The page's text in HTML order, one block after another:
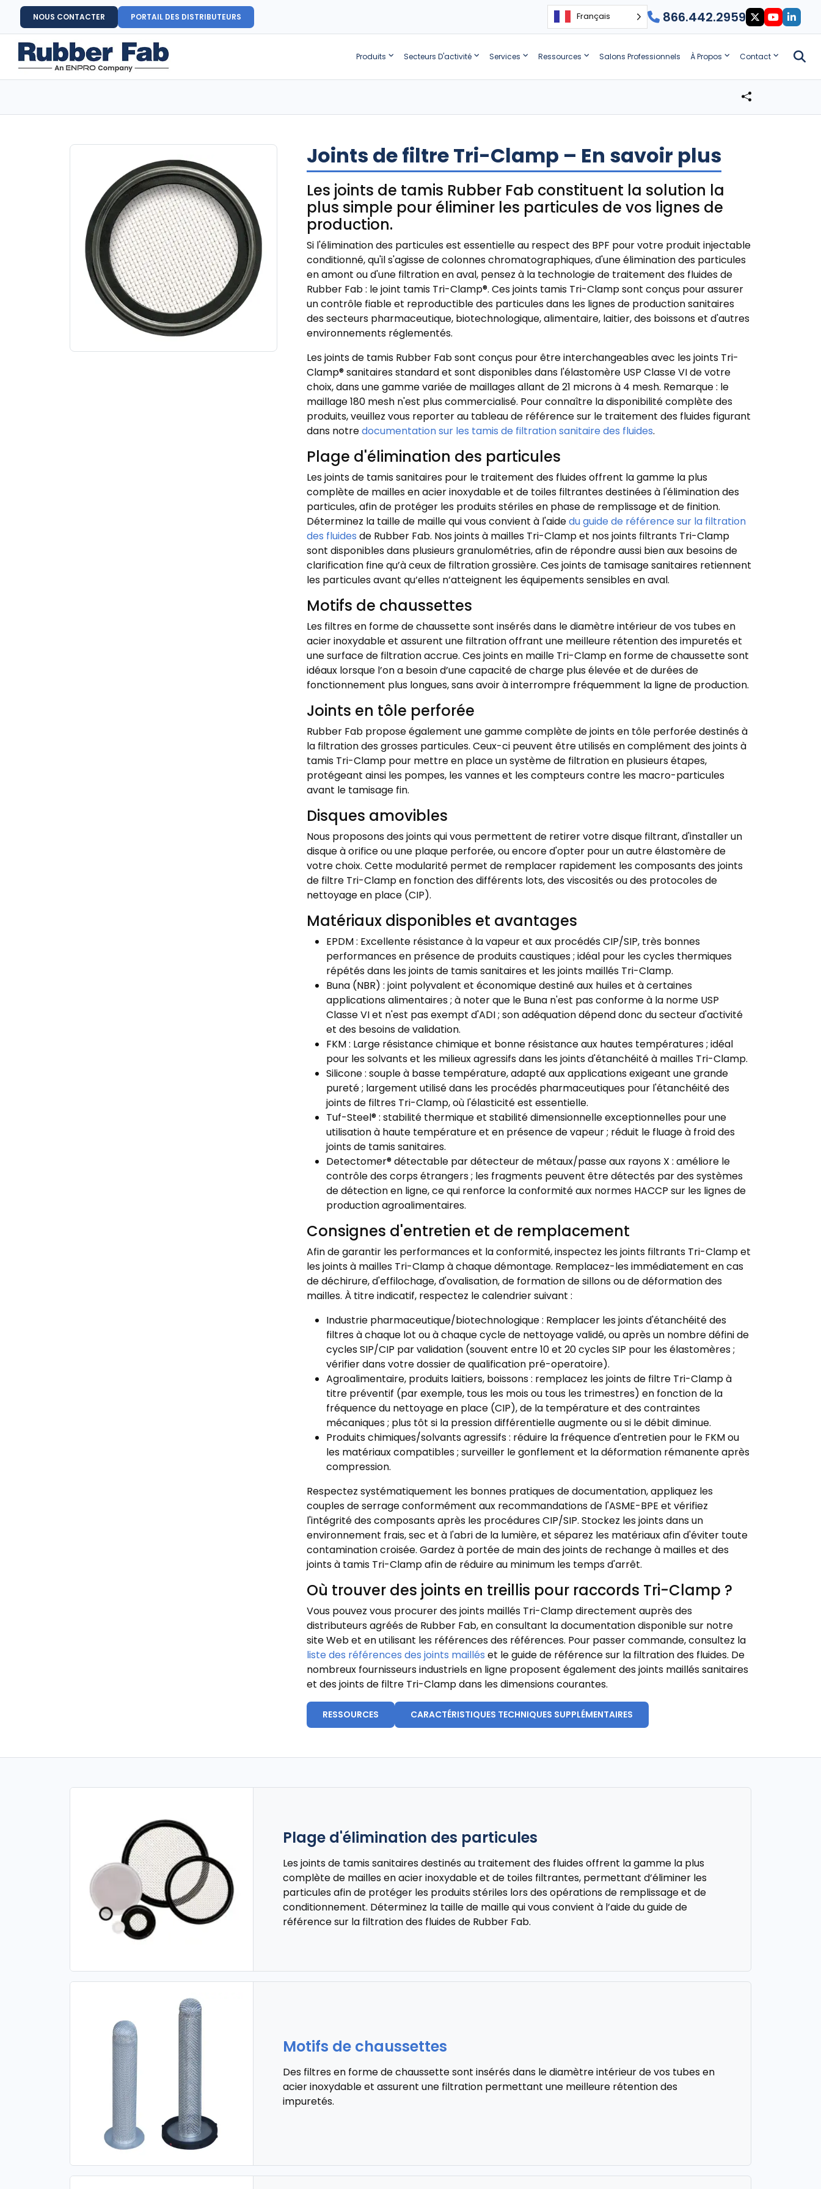
NOUS CONTACTER PORTAIL DES DISTRIBUTEURS Français 866.442.2959
Produits Secteurs D'activité Services Ressources Salons Professionnels À Propos Contact
Joints de filtre Tri-Clamp – En savoir plus
Les joints de tamis Rubber Fab constituent la solution la
plus simple pour éliminer les particules de vos lignes de
production.
Si l'élimination des particules est essentielle au respect des BPF pour votre produit injectable
conditionné, qu'il s'agisse de colonnes chromatographiques, d'une élimination des particules
en amont ou d'une filtration en aval, pensez à la technologie de traitement des fluides de
Rubber Fab : le joint tamis Tri-Clamp®. Ces joints tamis Tri-Clamp sont conçus pour assurer
un contrôle fiable et reproductible des particules dans les lignes de production sanitaires
des secteurs pharmaceutique, biotechnologique, alimentaire, laitier, des boissons et d'autres
environnements réglementés.
Les joints de tamis Rubber Fab sont conçus pour être interchangeables avec les joints Tri-
Clamp® sanitaires standard et sont disponibles dans l'élastomère USP Classe VI de votre
choix, dans une gamme variée de maillages allant de 21 microns à 4 mesh. Remarque : le
maillage 180 mesh n'est plus commercialisé. Pour connaître la disponibilité complète des
produits, veuillez vous reporter au tableau de référence sur le traitement des fluides figurant
dans notredocumentation sur les tamis de filtration sanitaire des fluides.
Plage d'élimination des particules
Les joints de tamis sanitaires pour le traitement des fluides offrent la gamme la plus
complète de mailles en acier inoxydable et de toiles filtrantes destinées à l'élimination des
particules, afin de protéger les produits stériles en phase de remplissage et de finition.
Déterminez la taille de maille qui vous convient à l'aidedu guide de référence sur la filtration
des fluides de Rubber Fab. Nos joints à mailles Tri-Clamp et nos joints filtrants Tri-Clamp
sont disponibles dans plusieurs granulométries, afin de répondre aussi bien aux besoins de
clarification fine qu’à ceux de filtration grossière. Ces joints de tamisage sanitaires retiennent
les particules avant qu’elles n’atteignent les équipements sensibles en aval.
Motifs de chaussettes
Les filtres en forme de chaussette sont insérés dans le diamètre intérieur de vos tubes en
acier inoxydable et assurent une filtration offrant une meilleure rétention des impuretés et
une surface de filtration accrue. Ces joints en maille Tri-Clamp en forme de chaussette sont
idéaux lorsque l’on a besoin d’une capacité de charge plus élevée et de durées de
fonctionnement plus longues, sans avoir à interrompre fréquemment la ligne de production.
Joints en tôle perforée
Rubber Fab propose également une gamme complète de joints en tôle perforée destinés à
la filtration des grosses particules. Ceux-ci peuvent être utilisés en complément des joints à
tamis Tri-Clamp pour mettre en place un système de filtration en plusieurs étapes,
protégeant ainsi les pompes, les vannes et les compteurs contre les macro-particules
avant le tamisage fin.
Disques amovibles
Nous proposons des joints qui vous permettent de retirer votre disque filtrant, d'installer un
disque à orifice ou une plaque perforée, ou encore d'opter pour un autre élastomère de
votre choix. Cette modularité permet de remplacer rapidement les composants des joints
de filtre Tri-Clamp en fonction des différents lots, des viscosités ou des protocoles de
nettoyage en place (CIP).
Matériaux disponibles et avantages
EPDM : Excellente résistance à la vapeur et aux procédés CIP/SIP, très bonnes
performances en présence de produits caustiques ; idéal pour les cycles thermiques
répétés dans les joints de tamis sanitaires et les joints maillés Tri-Clamp.
Buna (NBR) : joint polyvalent et économique destiné aux huiles et à certaines
applications alimentaires ; à noter que le Buna n'est pas conforme à la norme USP
Classe VI et n'est pas exempt d'ADI ; son adéquation dépend donc du secteur d'activité
et des besoins de validation.
FKM : Large résistance chimique et bonne résistance aux hautes températures ; idéal
pour les solvants et les milieux agressifs dans les joints d'étanchéité à mailles Tri-Clamp.
Silicone : souple à basse température, adapté aux applications exigeant une grande
pureté ; largement utilisé dans les procédés pharmaceutiques pour l'étanchéité des
joints de filtres Tri-Clamp, où l'élasticité est essentielle.
Tuf-Steel® : stabilité thermique et stabilité dimensionnelle exceptionnelles pour une
utilisation à haute température et en présence de vapeur ; réduit le fluage à froid des
joints de tamis sanitaires.
Detectomer® détectable par détecteur de métaux/passe aux rayons X : améliore le
contrôle des corps étrangers ; les fragments peuvent être détectés par des systèmes
de détection en ligne, ce qui renforce la conformité aux normes HACCP sur les lignes de
production agroalimentaires.
Consignes d'entretien et de remplacement
Afin de garantir les performances et la conformité, inspectez les joints filtrants Tri-Clamp et
les joints à mailles Tri-Clamp à chaque démontage. Remplacez-les immédiatement en cas
de déchirure, d'effilochage, d'ovalisation, de formation de sillons ou de déformation des
mailles. À titre indicatif, respectez le calendrier suivant :
Industrie pharmaceutique/biotechnologique : Remplacer les joints d'étanchéité des
filtres à chaque lot ou à chaque cycle de nettoyage validé, ou après un nombre défini de
cycles SIP/CIP par validation (souvent entre 10 et 20 cycles SIP pour les élastomères ;
vérifier dans votre dossier de qualification pré-operatoire).
Agroalimentaire, produits laitiers, boissons : remplacez les joints de filtre Tri-Clamp à
titre préventif (par exemple, tous les mois ou tous les trimestres) en fonction de la
fréquence du nettoyage en place (CIP), de la température et des contraintes
mécaniques ; plus tôt si la pression différentielle augmente ou si le débit diminue.
Produits chimiques/solvants agressifs : réduire la fréquence d'entretien pour le FKM ou
les matériaux compatibles ; surveiller le gonflement et la déformation rémanente après
compression.
Respectez systématiquement les bonnes pratiques de documentation, appliquez les
couples de serrage conformément aux recommandations de l'ASME-BPE et vérifiez
l'intégrité des composants après les procédures CIP/SIP. Stockez les joints dans un
environnement frais, sec et à l'abri de la lumière, et séparez les matériaux afin d'éviter toute
contamination croisée. Gardez à portée de main des joints de rechange à mailles et des
joints à tamis Tri-Clamp afin de réduire au minimum les temps d'arrêt.
Où trouver des joints en treillis pour raccords Tri-Clamp ?
Vous pouvez vous procurer des joints maillés Tri-Clamp directement auprès des
distributeurs agréés de Rubber Fab, en consultant la documentation disponible sur notre
site Web et en utilisant les références des références. Pour passer commande, consultez la
liste des références des joints maillés et le guide de référence sur la filtration des fluides. De
nombreux fournisseurs industriels en ligne proposent également des joints maillés sanitaires
et des joints de filtre Tri-Clamp dans les dimensions courantes.
RESSOURCES CARACTÉRISTIQUES TECHNIQUES SUPPLÉMENTAIRES
Plage d'élimination des particules
Les joints de tamis sanitaires destinés au traitement des fluides offrent la gamme la plus
complète de mailles en acier inoxydable et de toiles filtrantes, permettant d’éliminer les
particules afin de protéger les produits stériles lors des opérations de remplissage et de
conditionnement. Déterminez la taille de maille qui vous convient à l’aide du guide de
référence sur la filtration des fluides de Rubber Fab.
Motifs de chaussettes
Des filtres en forme de chaussette sont insérés dans le diamètre intérieur de vos tubes en
acier inoxydable et assurent une filtration permettant une meilleure rétention des
impuretés.